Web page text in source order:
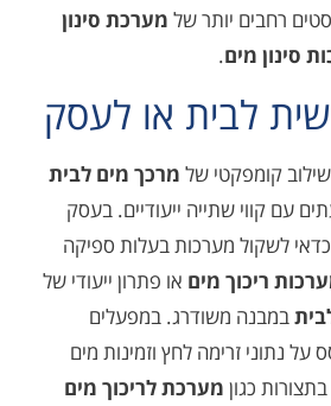
שלמערכת סינון
או לעסק
שלמרכך מים לבית
ייעודיים. בעסק
בעלות ספיקה
או פתרון ייעודי של
במפעלים
לחץ וזמינות מים
לריכוך מים